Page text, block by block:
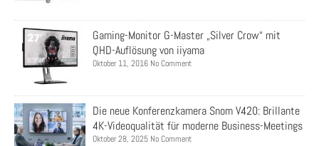
Gaming-Monitor G-Master „Silver Crow“ mit
QHD-Auflösung von iiyama
Oktober 11, 2016 No Comment
Die neue Konferenzkamera Snom V420: Brillante
4K-Videoqualität für moderne Business-Meetings
Oktober 28, 2025 No Comment